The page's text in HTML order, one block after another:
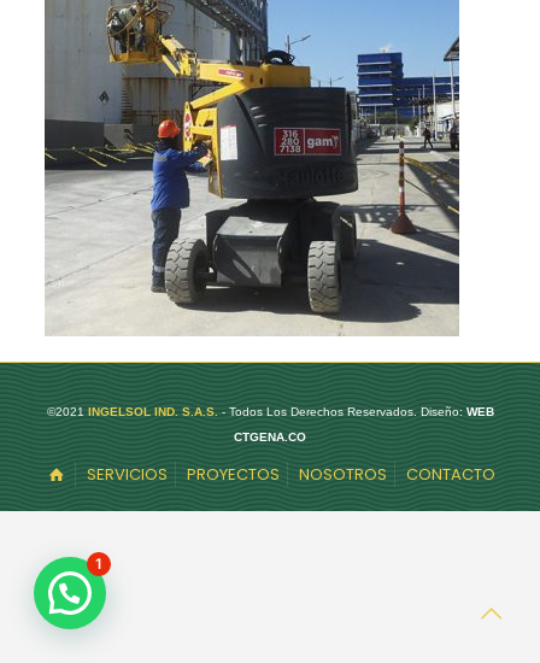
©2021 INGELSOL IND. S.A.S. - Todos Los Derechos Reservados. Diseño: WEB
CTGENA.CO
SERVICIOS PROYECTOS NOSOTROS CONTACTO
1